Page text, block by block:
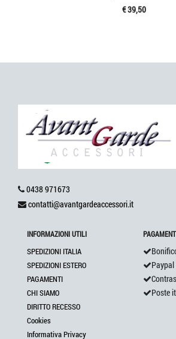
€ 39,50
0438 971673
contatti@avantgardeaccessori.it
INFORMAZIONI UTILI
SPEDIZIONI ITALIA
SPEDIZIONI ESTERO
PAGAMENTI
CHI SIAMO
DIRITTO RECESSO
Cookies
Informativa Privacy
Paypal
Poste